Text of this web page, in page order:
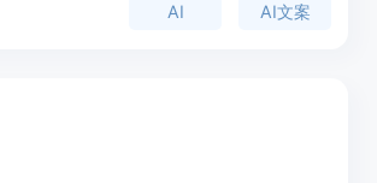
，并提供创意思路和定制化的广告内
AI AI文案